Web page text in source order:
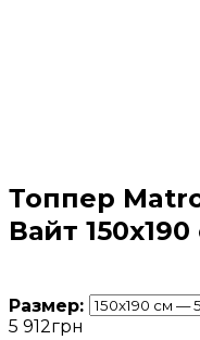
Топпер
Вайт 150x190
Размер:
5 912грн